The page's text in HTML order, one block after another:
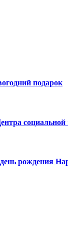
подарок
рождения